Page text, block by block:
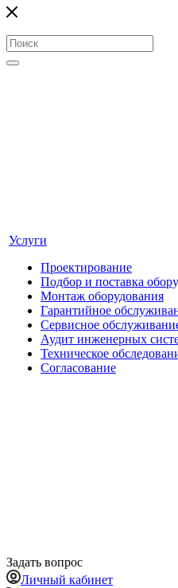
Услуги
Проектирование
Подбор и поставка
Монтаж оборудования
Гарантийное
Сервисное
Аудит инженерных
Техническое
Согласование
Задать вопрос
Личный кабинет